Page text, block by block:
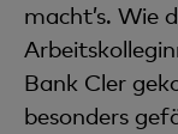
macht’s. Wie
Bank Cler
besonders